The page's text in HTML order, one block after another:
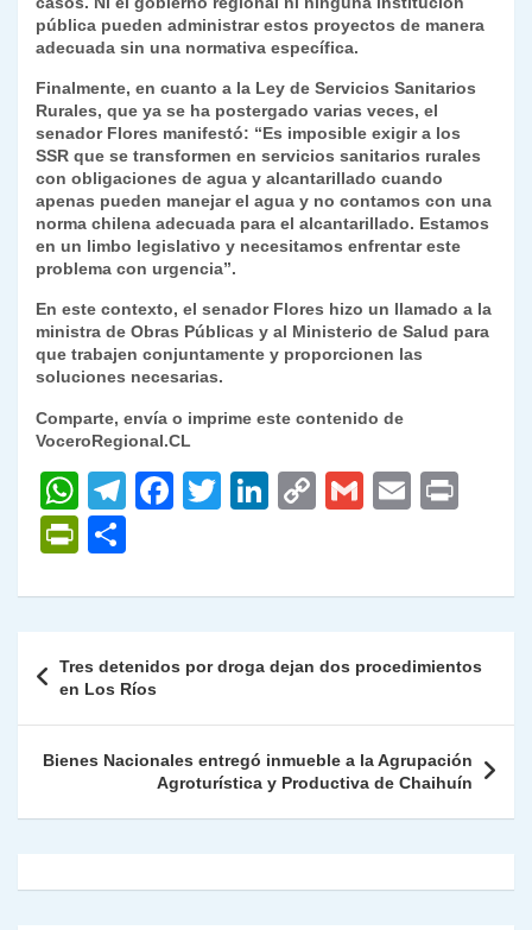
pública pueden administrar estos proyectos de manera
adecuada sin una normativa específica.
Finalmente, en cuanto a la Ley de Servicios Sanitarios
Rurales, que ya se ha postergado varias veces, el
senador Flores manifestó: “Es imposible exigir a los
SSR que se transformen en servicios sanitarios rurales
con obligaciones de agua y alcantarillado cuando
apenas pueden manejar el agua y no contamos con una
norma chilena adecuada para el alcantarillado. Estamos
en un limbo legislativo y necesitamos enfrentar este
problema con urgencia”.
En este contexto, el senador Flores hizo un llamado a la
ministra de Obras Públicas y al Ministerio de Salud para
que trabajen conjuntamente y proporcionen las
soluciones necesarias.
Comparte, envía o imprime este contenido de
VoceroRegional.CL
W
h
at
s
p
p
T
gr
m
F
e
o
o
k
T
er
Li
e
n
C
y
n
k
G
l
E
l
P
nt
Fr
ie
n
dl
m
p
ar
tir
de
entradas
Tres detenidos por droga dejan dos procedimientos
en Los Ríos
Bienes Nacionales entregó inmueble a la Agrupación
Agroturística y Productiva de Chaihuín